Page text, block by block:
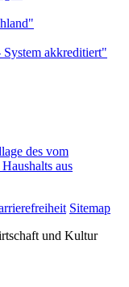
des vom
aus
Sitemap
und Kultur